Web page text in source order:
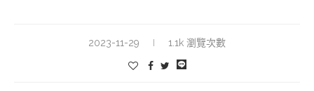
2023-11-29 1.1k 瀏覽次數